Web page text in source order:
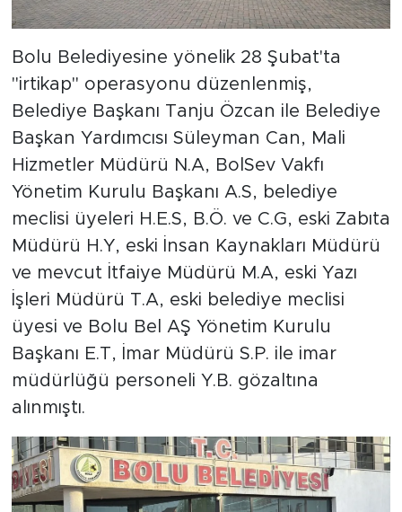
Bolu Belediyesine yönelik 28 Şubat'ta
"irtikap" operasyonu düzenlenmiş,
Belediye Başkanı Tanju Özcan ile Belediye
Başkan Yardımcısı Süleyman Can, Mali
Hizmetler Müdürü N.A, BolSev Vakfı
Yönetim Kurulu Başkanı A.S, belediye
meclisi üyeleri H.E.S, B.Ö. ve C.G, eski Zabıta
Müdürü H.Y, eski İnsan Kaynakları Müdürü
ve mevcut İtfaiye Müdürü M.A, eski Yazı
İşleri Müdürü T.A, eski belediye meclisi
üyesi ve Bolu Bel AŞ Yönetim Kurulu
Başkanı E.T, İmar Müdürü S.P. ile imar
müdürlüğü personeli Y.B. gözaltına
alınmıştı.